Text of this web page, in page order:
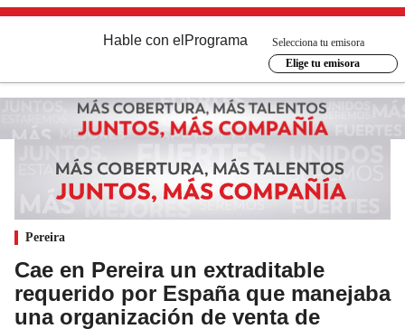
Hable con el Programa
Selecciona tu emisora
Elige tu emisora
Pereira
Cae en Pereira un extraditable
requerido por España que manejaba
una organización de venta de